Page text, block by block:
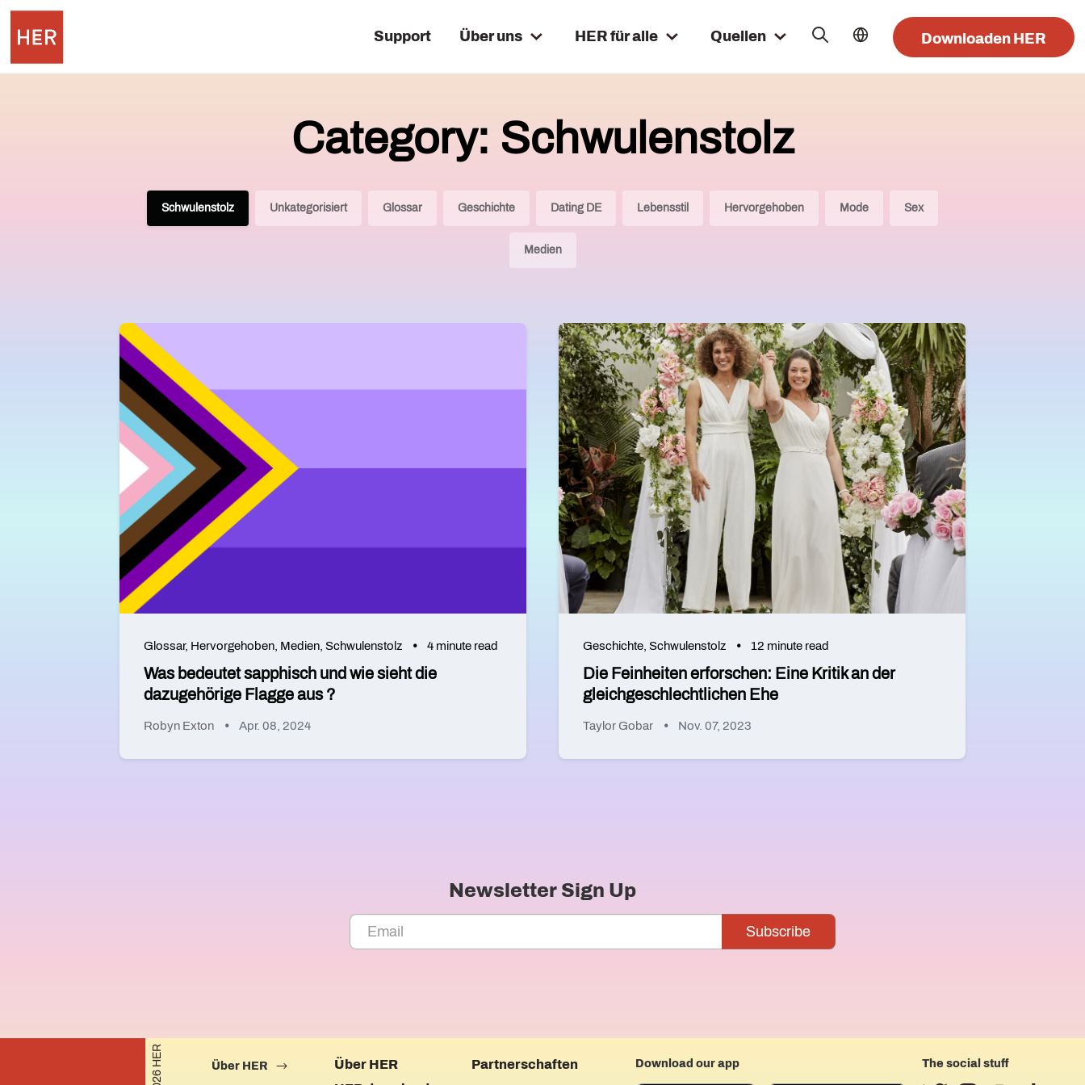
Support Über uns HER für alle Quellen Downloaden HER
Category: Schwulenstolz
Schwulenstolz Unkategorisiert Glossar Geschichte Dating DE Lebensstil Hervorgehoben Mode Sex
Medien
Glossar, Hervorgehoben Medien Schwulenstolz 4 minute read
Was bedeutet sapphisch und wie sieht die
dazugehörige Flagge aus ?
Robyn Exton Apr. 08, 2024
Geschichte Schwulenstolz 12 minute read
Die Feinheiten erforschen: Eine Kritik an der
gleichgeschlechtlichen Ehe
Taylor Gobar Nov. 07, 2023
Newsletter Sign Up
Über HER Über HER
Partnerschaften
Download our app The social stuff